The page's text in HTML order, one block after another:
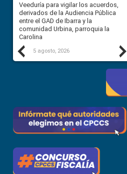
Previous
Veeduría para vigilar los acuerdos,
derivados de la Audiencia Pública
entre el GAD de Ibarra y la
comunidad Urbina, parroquia la
Carolina
5 agosto, 2026